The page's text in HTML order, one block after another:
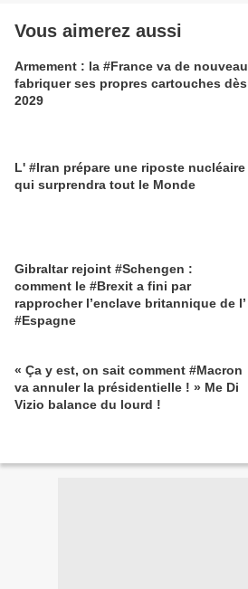
Vous aimerez aussi
Armement : la #France va de nouveau
fabriquer ses propres cartouches dès
2029
L' #Iran prépare une riposte nucléaire
qui surprendra tout le Monde
Gibraltar rejoint #Schengen :
comment le #Brexit a fini par
rapprocher l’enclave britannique de l’
#Espagne
« Ça y est, on sait comment #Macron
va annuler la présidentielle ! » Me Di
Vizio balance du lourd !